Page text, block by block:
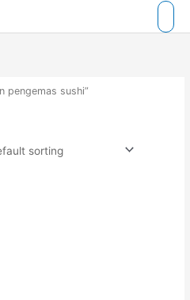
pengemas sushi”